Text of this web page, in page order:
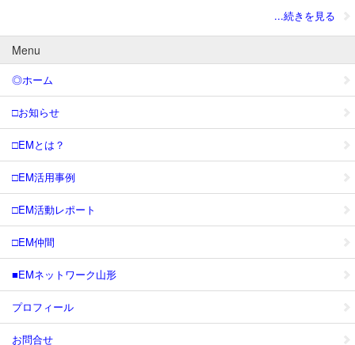
...続きを見る
Menu
◎ホーム
□お知らせ
□EMとは？
□EM活用事例
□EM活動レポート
□EM仲間
■EMネットワーク山形
プロフィール
お問合せ